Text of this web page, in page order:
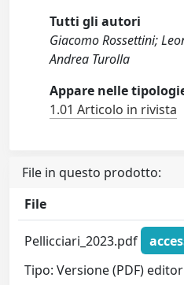
Tutti gli autori
Giacomo Rossettini;
Andrea Turolla
Appare nelle
1.01 Articolo in rivista
File in questo prodotto:
File
Pellicciari_2023.pdf
Tipo: Versione (PDF)